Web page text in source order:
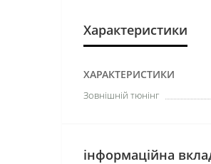
Характеристики
ХАРАКТЕРИСТИКИ
Зовнішній тюнінг
інформаційна